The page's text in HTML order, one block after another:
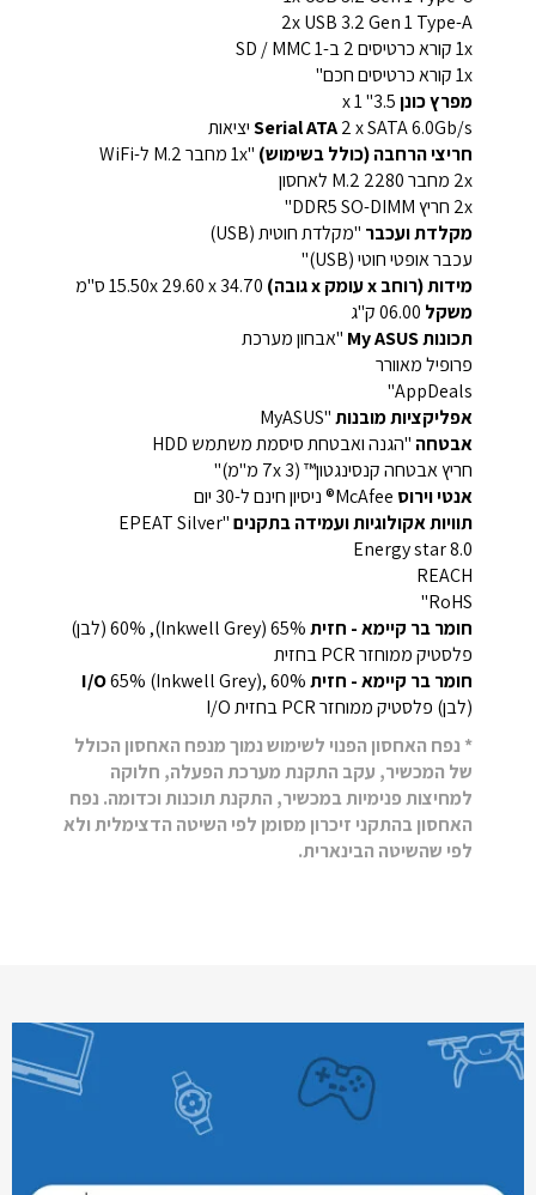
2x USB 3.2 Gen 1 Type-A
1x קורא כרטיסים 2 ב-1 SD / MMC
1x קורא כרטיסים חכם"
מפרץ כונן3.5" x 1
Serial ATA2 x SATA 6.0Gb/s יציאות
חריצי הרחבה (כולל בשימוש) "1x מחבר M.2 ל-WiFi
2x מחבר M.2 2280 לאחסון
2x חריץ DDR5 SO-DIMM"
מקלדת ועכבר "מקלדת חוטית (USB)
עכבר אופטי חוטי (USB)"
מידות (רוחב x עומק x גובה)
משקל
תכונות My ASUS
"אבחון מערכת
פרופיל מאוורר
AppDeals"
אפליקציות מובנות"MyASUS
אבטחה "הגנה ואבטחת סיסמת משתמש HDD
חריץ אבטחה קנסינגטון™ (7x 3 מ"מ)"
אנטי וירוס
תוויות אקולוגיות ועמידה בתקנים"EPEAT Silver
Energy star 8.0
REACH
RoHS"
חומר בר קיימא - חזית
65% (Inkwell Grey), 60% (לבן)
פלסטיק ממוחזר PCR בחזית
חומר בר קיימא - חזית I/O65% (Inkwell Grey), 60%
(לבן) פלסטיק ממוחזר PCR בחזית I/O
* נפח האחסון הפנוי לשימוש נמוך מנפח האחסון הכולל
של המכשיר, עקב התקנת מערכת הפעלה, חלוקה
למחיצות פנימיות במכשיר, התקנת תוכנות וכדומה. נפח
האחסון בהתקני זיכרון מסומן לפי השיטה הדצימלית ולא
לפי שהשיטה הבינארית.